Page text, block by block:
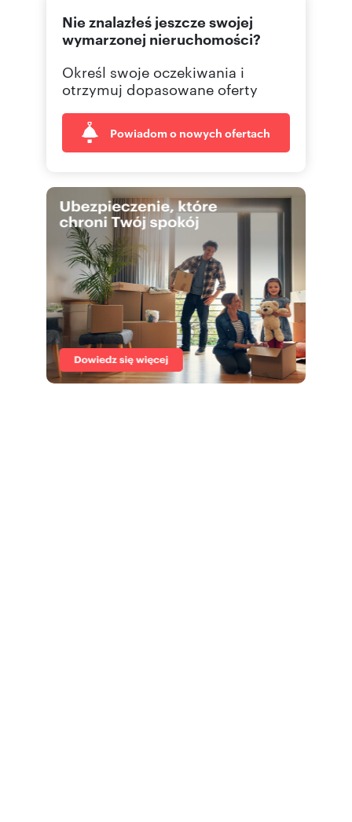
Nie znalazłeś jeszcze swojej
wymarzonej nieruchomości?
Określ swoje oczekiwania i
otrzymuj dopasowane oferty
Powiadom o nowych ofertach